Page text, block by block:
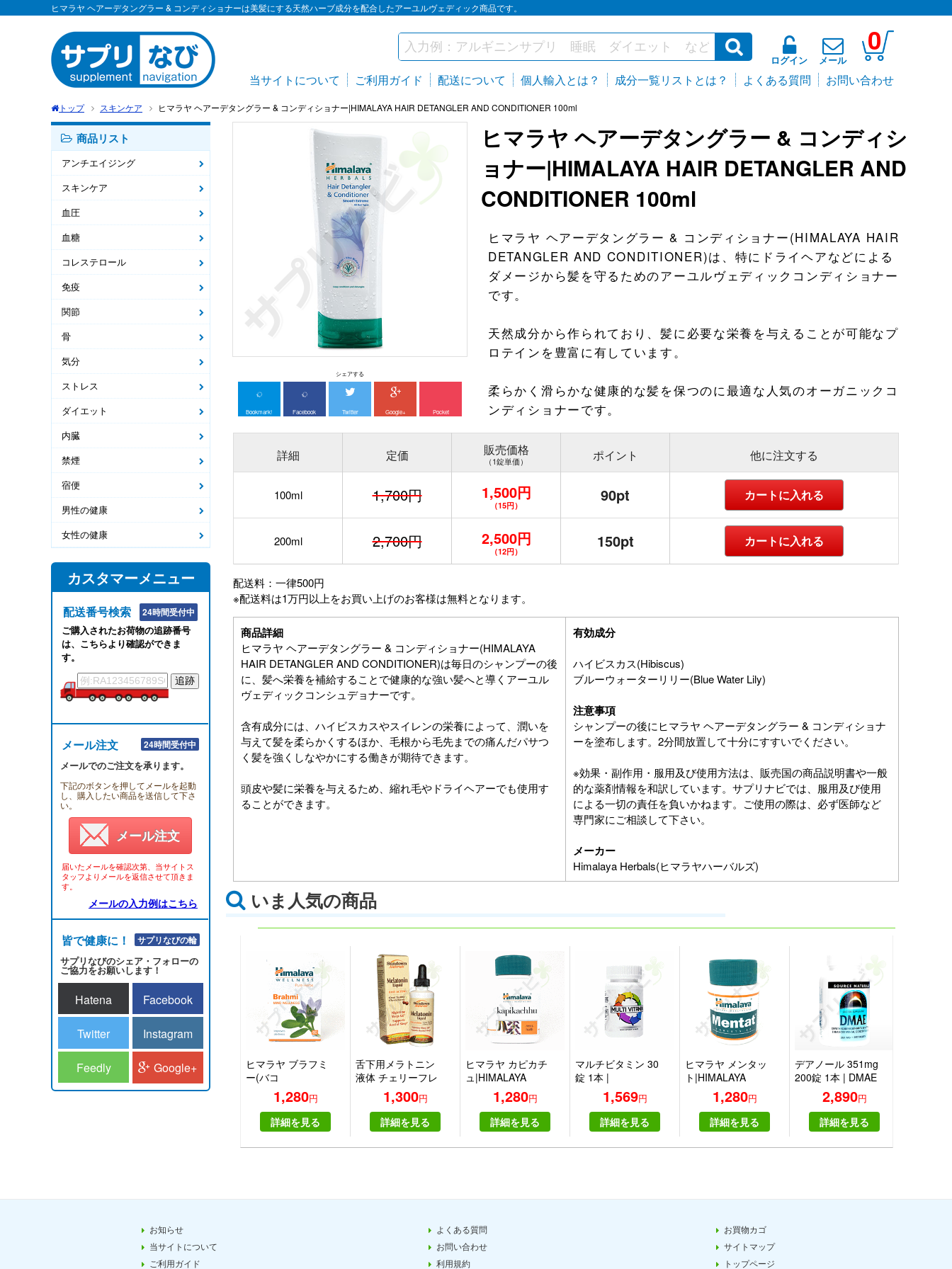
ヒマラヤ ヘアーデタングラー & コンディショナーは美髪にする天然ハーブ成分を配合したアーユルヴェディック商品です。
ログイン メール
0
当サイトについて ご利用ガイド 配送について 個人輸入とは？ 成分一覧リストとは？ よくある質問 お問い合わせ
トップ スキンケア ヒマラヤ ヘアーデタングラー & コンディショナー|HIMALAYA HAIR DETANGLER AND CONDITIONER 100ml
商品リスト
アンチエイジング
スキンケア
血圧
血糖
コレステロール
免疫
関節
骨
気分
ストレス
ダイエット
内臓
禁煙
宿便
男性の健康
女性の健康
カスタマーメニュー
配送番号検索 24時間受付中
ご購入されたお荷物の追跡番号
は、こちらより確認ができま
す。
メール注文 24時間受付中
メールでのご注文を承ります。
下記のボタンを押してメールを起動
し、購入したい商品を送信して下さ
い。
メール注文
届いたメールを確認次第、当サイトス
タッフよりメールを返信させて頂きま
す。
メールの入力例はこちら
皆で健康に！！サプリなびの輪
サプリなびのシェア・フォローの
ご協力をお願いします！
Hatena Facebook
Twitter Instagram
Feedly Google+
シェアする
Bookmark! Facebook Twitter Google+ Pocket
ヒマラヤ ヘアーデタングラー & コンディシ
ョナー|HIMALAYA HAIR DETANGLER AND
CONDITIONER 100ml
ヒマラヤ ヘアーデタングラー & コンディショナー(HIMALAYA HAIR
DETANGLER AND CONDITIONER)は、特にドライヘアなどによる
ダメージから髪を守るためのアーユルヴェディックコンディショナー
です。
天然成分から作られており、髪に必要な栄養を与えることが可能なプ
ロテインを豊富に有しています。
柔らかく滑らかな健康的な髪を保つのに最適な人気のオーガニックコ
ンディショナーです。
詳細 定価 販売価格
（1錠単価） ポイント 他に注文する
100ml 1,700円 1,500円
（15円）
90pt カートに入れる
200ml 2,700円 2,500円
（12円）
150pt カートに入れる
配送料：一律500円
※配送料は1万円以上をお買い上げのお客様は無料となります。
商品詳細
ヒマラヤ ヘアーデタングラー & コンディショナー(HIMALAYA
HAIR DETANGLER AND CONDITIONER)は毎日のシャンプーの後
に、髪へ栄養を補給することで健康的な強い髪へと導くアーユル
ヴェディックコンシュデョナーです。
含有成分には、ハイビスカスやスイレンの栄養によって、潤いを
与えて髪を柔らかくするほか、毛根から毛先までの痛んだパサつ
く髪を強くしなやかにする働きが期待できます。
頭皮や髪に栄養を与えるため、縮れ毛やドライヘアーでも使用す
ることができます。
有効成分
ハイビスカス(Hibiscus)
ブルーウォーターリリー(Blue Water Lily)
注意事項
シャンプーの後にヒマラヤ ヘアーデタングラー & コンディショナ
ーを塗布します。2分間放置して十分にすすいでください。
※効果・副作用・服用及び使用方法は、販売国の商品説明書や一般
的な薬剤情報を和訳しています。サプリナビでは、服用及び使用
による一切の責任を負いかねます。ご使用の際は、必ず医師など
専門家にご相談して下さい。
メーカー
Himalaya Herbals(ヒマラヤハーバルズ)
いま人気の商品
ヒマラヤ ブラフミ
ー(バコ
パ)|HIMALAYA
BRAHMI1,280円
詳細を見る
舌下用メラトニン
液体 チェリーフレ
ーバー 2液量オン
ス (59 ml)1,300円
詳細を見る
ヒマラヤ カピカチ
ュ|HIMALAYA
KAPIKACHHU
1,280円
詳細を見る
マルチビタミン 30
錠 1本 |
(EyeFive)MultiVitamin
30tablets one
1,569円
詳細を見る
ヒマラヤ メンタッ
ト|HIMALAYA
MENTAT1,280円
詳細を見る
デアノール 351mg
200錠 1本 | DMAE
351mg 200tablets
2,890円
詳細を見る
お知らせ
当サイトについて
ご利用ガイド
よくある質問
お問い合わせ
利用規約
お買物カゴ
サイトマップ
トップページ